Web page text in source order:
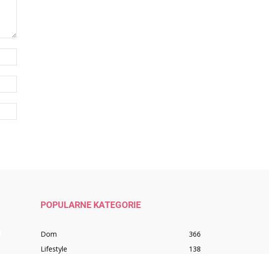
POPULARNE KATEGORIE
Dom
366
Lifestyle
138